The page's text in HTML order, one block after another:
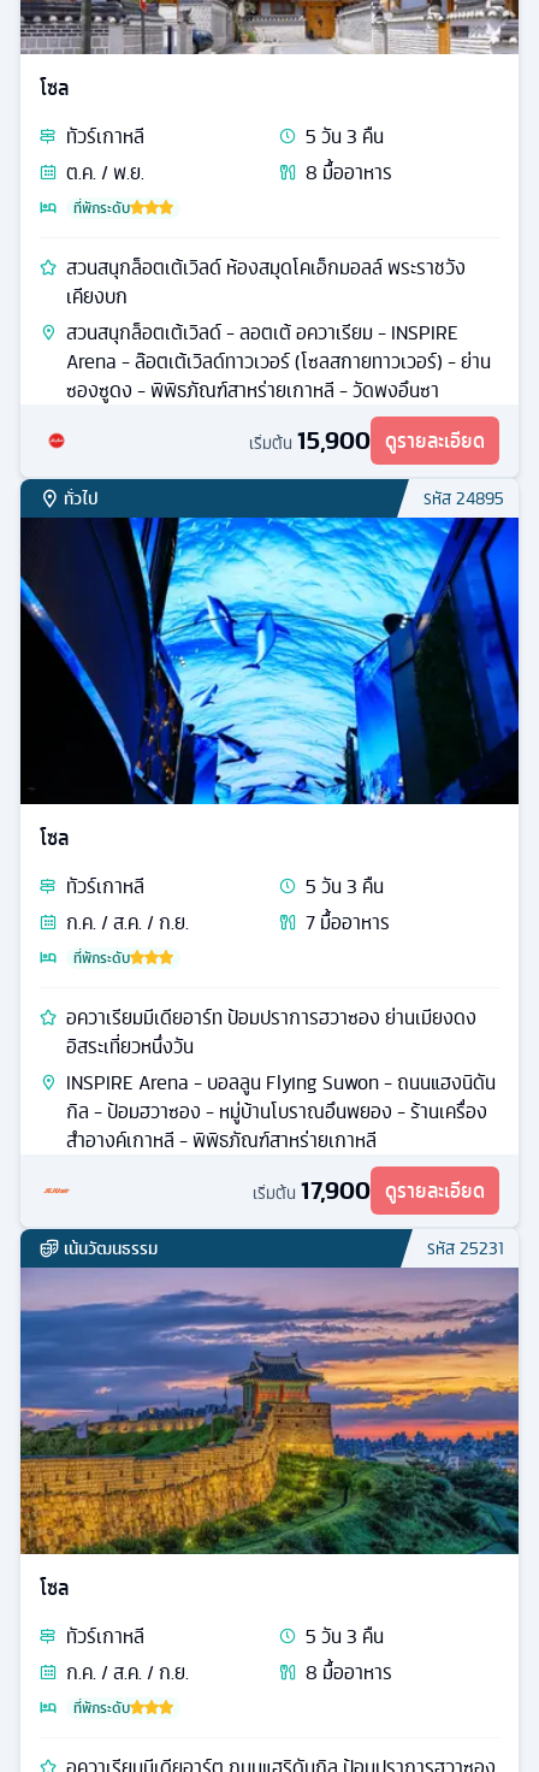
โซล
ทัวร์เกาหลี 5วัน3 คืน
ต.ค. / พ.ย.
8 มื้ออาหาร
ที่พักระดับ
สวนสนุกล็อตเต้เวิลด์ ห้องสมุดโคเอ็กมอลล์ พระราชวัง
เคียงบก
สวนสนุกล็อตเต้เวิลด์ - ลอตเต้ อควาเรียม - INSPIRE
Arena - ล๊อตเต้เวิลด์ทาวเวอร์ (โซลสกายทาวเวอร์) - ย่าน
ซองซูดง - พิพิธภัณฑ์สาหร่ายเกาหลี - วัดพงอึนซา
เริ่มต้น 15,900 ดูรายละเอียด
ทั่วไป รหัส24895
โซล
ทัวร์เกาหลี 5วัน3 คืน
ก.ค. / ส.ค. / ก.ย.
7มื้ออาหาร
ที่พักระดับ
อควาเรียมมีเดียอาร์ท ป้อมปราการฮวาซอง ย่านเมียงดง
อิสระเที่ยวหนึ่งวัน
INSPIRE Arena - บอลลูน Flying Suwon - ถนนแฮงนิดัน
กิล - ป้อมฮวาซอง - หมู่บ้านโบราณอึนพยอง - ร้านเครื่อง
สำอางค์เกาหลี - พิพิธภัณฑ์สาหร่ายเกาหลี
เริ่มต้น 17,900 ดูรายละเอียด
เน้นวัฒนธรรม รหัส25231
โซล
ทัวร์เกาหลี 5วัน3 คืน
ก.ค. / ส.ค. / ก.ย.
8 มื้ออาหาร
ที่พักระดับ